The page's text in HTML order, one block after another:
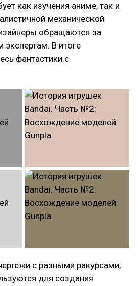
как изучения аниме, так и
механической
обращаются за
экспертам. В итоге
фантастики с
с разными ракурсами,
для создания